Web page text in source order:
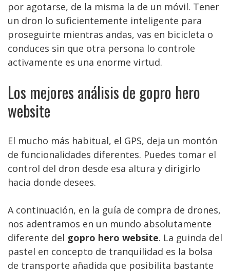
por agotarse, de la misma la de un móvil. Tener
un dron lo suficientemente inteligente para
proseguirte mientras andas, vas en bicicleta o
conduces sin que otra persona lo controle
activamente es una enorme virtud.
Los mejores análisis de gopro hero
website
El mucho más habitual, el GPS, deja un montón
de funcionalidades diferentes. Puedes tomar el
control del dron desde esa altura y dirigirlo
hacia donde desees.
A continuación, en la guía de compra de drones,
nos adentramos en un mundo absolutamente
diferente del gopro hero website. La guinda del
pastel en concepto de tranquilidad es la bolsa
de transporte añadida que posibilita bastante